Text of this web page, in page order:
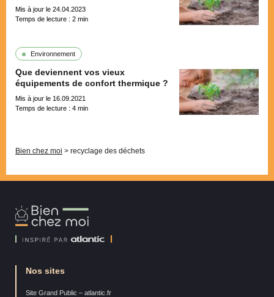
Mis à jour le 24.04.2023
Temps de lecture : 2 min
Environnement
Que deviennent vos vieux
équipements de confort thermique ?
Mis à jour le 16.09.2021
Temps de lecture : 4 min
Bien chez moi > recyclage des déchets
Bien
Chez
Nos sites
Site Grand Public – atlantic.fr